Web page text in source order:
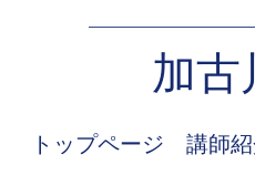
加
トップページ 講師